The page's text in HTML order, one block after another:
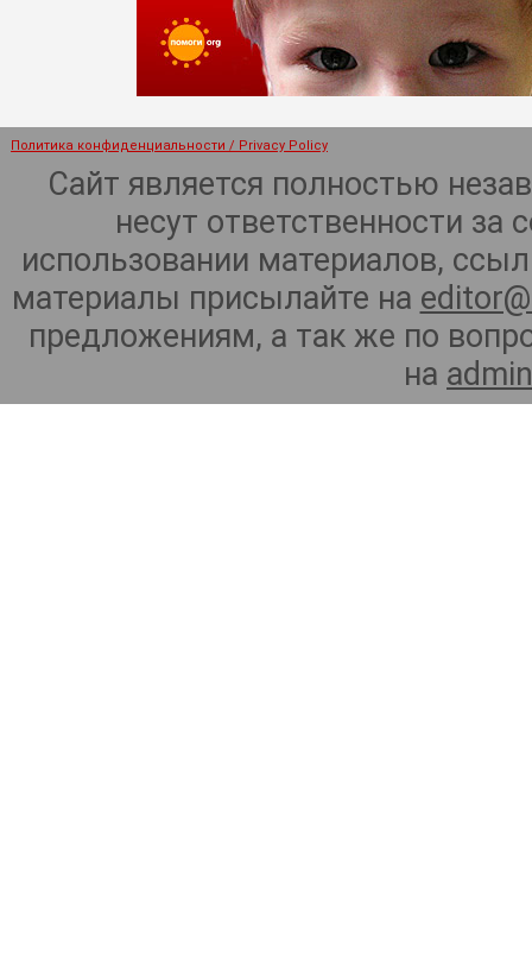
Политика конфиденциальности / Privacy Policy
Сайт является полностью
несут ответственности
использовании материалов,
материалы присылайте на
предложениям, а так же по
на